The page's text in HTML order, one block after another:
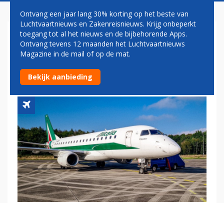
DUO ALITALIA-TOESTELLEN
GELAND OP TWENTE
AIRPORT
Ontvang een jaar lang 30% korting op het beste van
Luchtvaartnieuws en Zakenreisnieuws. Krijg onbeperkt
toegang tot al het nieuws en de bijbehorende Apps.
Ontvang tevens 12 maanden het Luchtvaartnieuws
Magazine in de mail of op de mat.
Bekijk aanbieding